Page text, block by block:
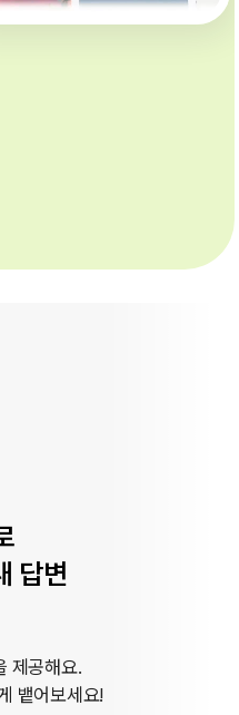
학습
같이
콘텐츠가 있어요.
들을 알차게 담았어요!